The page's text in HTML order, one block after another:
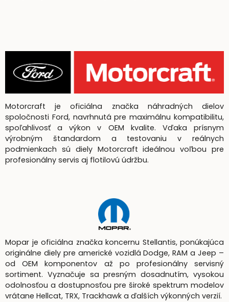
Motorcraft je oficiálna značka náhradných dielov
spoločnosti Ford, navrhnutá pre maximálnu kompatibilitu,
spoľahlivosť a výkon v OEM kvalite. Vďaka prísnym
výrobným štandardom a testovaniu v reálnych
podmienkach sú diely Motorcraft ideálnou voľbou pre
profesionálny servis aj flotilovú údržbu.
Mopar je oficiálna značka koncernu Stellantis, ponúkajúca
originálne diely pre americké vozidlá Dodge, RAM a Jeep –
od OEM komponentov až po profesionálny servisný
sortiment. Vyznačuje sa presným dosadnutím, vysokou
odolnosťou a dostupnosťou pre široké spektrum modelov
vrátane Hellcat, TRX, Trackhawk a ďalších výkonných verzií.